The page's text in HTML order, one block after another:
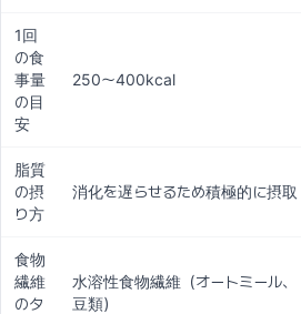
1回
の食
事量
の目
安
250〜400kcal
脂質
の摂
り方
消化を遅らせるため積極的に摂取
食物
繊維
のタ
水溶性食物繊維（オートミール、
豆類）